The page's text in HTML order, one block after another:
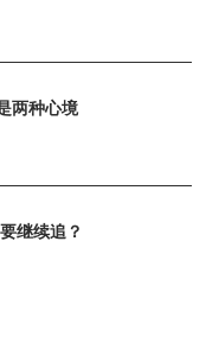
两种心境
继续追？